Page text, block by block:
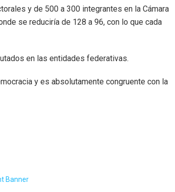
y de 500 a 300 integrantes en la Cámara
se reduciría de 128 a 96, con lo que cada
en las entidades federativas.
y es absolutamente congruente con la